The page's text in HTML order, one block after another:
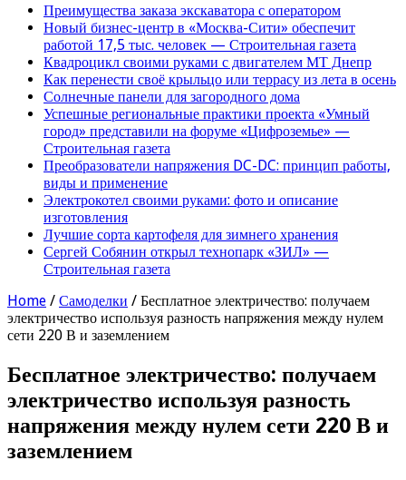
Преимущества заказа экскаватора с оператором
Новый бизнес-центр в «Москва-Сити» обеспечит
работой 17,5 тыс. человек — Строительная газета
Квадроцикл своими руками с двигателем МТ Днепр
Как перенести своё крыльцо или террасу из лета в осень
Солнечные панели для загородного дома
Успешные региональные практики проекта «Умный
город» представили на форуме «Цифроземье» —
Строительная газета
Преобразователи напряжения DC-DC: принцип работы,
виды и применение
Электрокотел своими руками: фото и описание
изготовления
Лучшие сорта картофеля для зимнего хранения
Сергей Собянин открыл технопарк «ЗИЛ» —
Строительная газета
Home / Самоделки / Бесплатное электричество: получаем
электричество используя разность напряжения между нулем
сети 220 В и заземлением
Бесплатное электричество: получаем
электричество используя разность
напряжения между нулем сети 220 В и
заземлением